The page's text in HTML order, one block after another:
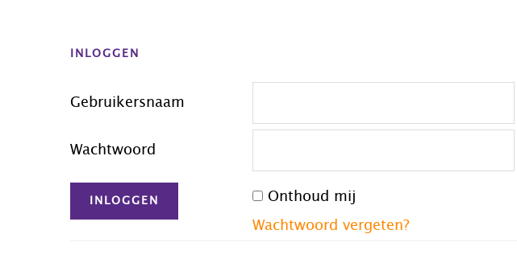
INLOGGEN
Gebruikersnaam
Wachtwoord
Onthoud mij
Wachtwoord vergeten?